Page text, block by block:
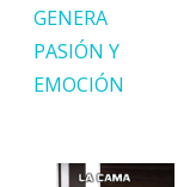
GENERA
PASIÓN Y
EMOCIÓN